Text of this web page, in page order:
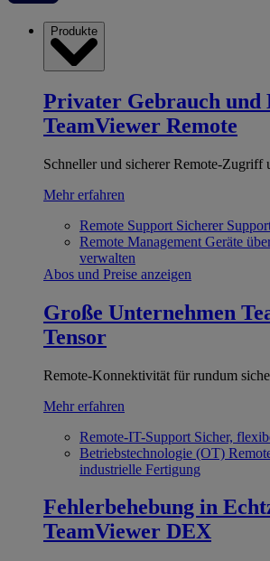
Produkte
Privater Gebrauch und
TeamViewer Remote
Schneller und sicherer Remote-Zugriff
Mehr erfahren
Remote Support Sicherer
Remote Management Geräte
verwalten
Abos und Preise anzeigen
Große Unternehmen
Tensor
Remote-Konnektivität für rundum
Mehr erfahren
Remote-IT-Support Sicher,
Betriebstechnologie (OT)
industrielle Fertigung
Fehlerbehebung in
TeamViewer DEX